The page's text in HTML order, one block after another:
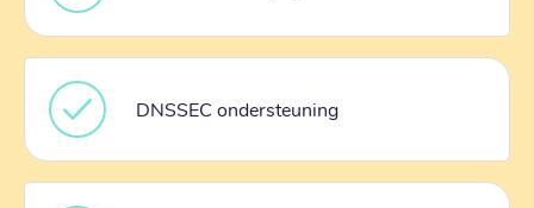
DNSSEC ondersteuning